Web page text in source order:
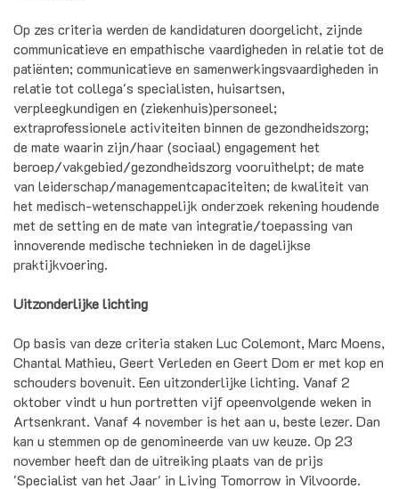
Op zes criteria werden de kandidaturen doorgelicht, zijnde
communicatieve en empathische vaardigheden in relatie tot de
patiënten; communicatieve en samenwerkingsvaardigheden in
relatie tot collega's specialisten, huisartsen,
verpleegkundigen en (ziekenhuis)personeel;
extraprofessionele activiteiten binnen de gezondheidszorg;
de mate waarin zijn/haar (sociaal) engagement het
beroep/vakgebied/gezondheidszorg vooruithelpt; de mate
van leiderschap/managementcapaciteiten; de kwaliteit van
het medisch-wetenschappelijk onderzoek rekening houdende
met de setting en de mate van integratie/toepassing van
innoverende medische technieken in de dagelijkse
praktijkvoering.
Uitzonderlijke lichting
Op basis van deze criteria staken Luc Colemont, Marc Moens,
Chantal Mathieu, Geert Verleden en Geert Dom er met kop en
schouders bovenuit. Een uitzonderlijke lichting. Vanaf 2
oktober vindt u hun portretten vijf opeenvolgende weken in
Artsenkrant. Vanaf 4 november is het aan u, beste lezer. Dan
kan u stemmen op de genomineerde van uw keuze. Op 23
november heeft dan de uitreiking plaats van de prijs
'Specialist van het Jaar' in Living Tomorrow in Vilvoorde.